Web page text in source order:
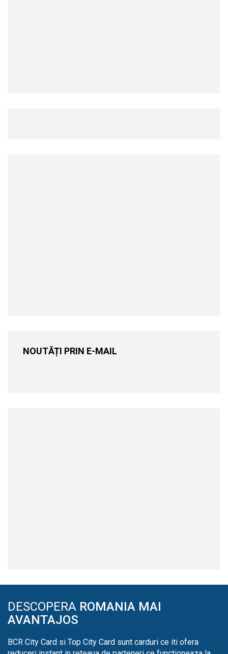
NOUTĂȚI PRIN E-MAIL
DESCOPERA ROMANIA MAI
AVANTAJOS
BCR City Card si Top City Card sunt carduri ce iti ofera